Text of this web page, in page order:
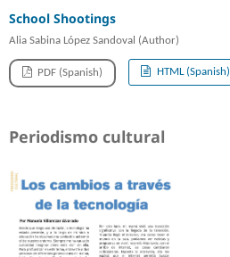
School Shootings
Alia Sabina López Sandoval (Author)
PDF (Spanish) HTML (Spanish)
Periodismo cultural